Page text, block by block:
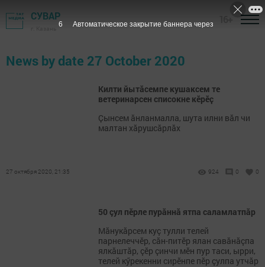
СУВАР
News by date 27 October 2020
Килти йытӑсемпе кушаксем те
ветеринарсен списокне кӗрӗҫ
Ҫынсем ӑнланмалла, шута илни вӑл чи
малтан хӑрушсӑрлӑх
27 октября 2020, 21:35 924 0 0
50 çул пӗрле пурăннă ятпа саламлатпăр
Мӑнукăрсем куç тулли телей
парнелеччӗр, сӑн-питӗр ялан савӑнӑçпа
ялкӑштӑр, çӗр çинчи мӗн пур таси, ырри,
телей кӳрекенни сирӗнпе пӗр çулпа утчăр
6 Автоматическое закрытие баннера через